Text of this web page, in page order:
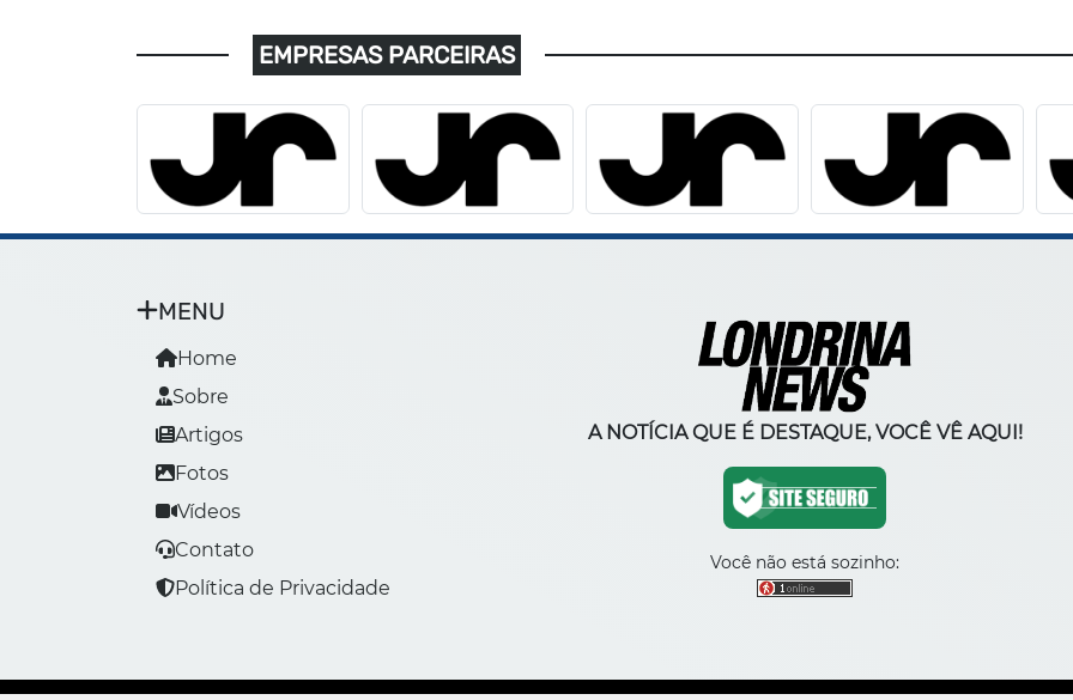
EMPRESAS PARCEIRAS
A NOTÍCIA QUE É DESTAQUE, VOCÊ VÊ AQUI!
Você não está sozinho:
MENU
Home
Sobre
Artigos
Fotos
Vídeos
Contato
Política de Privacidade